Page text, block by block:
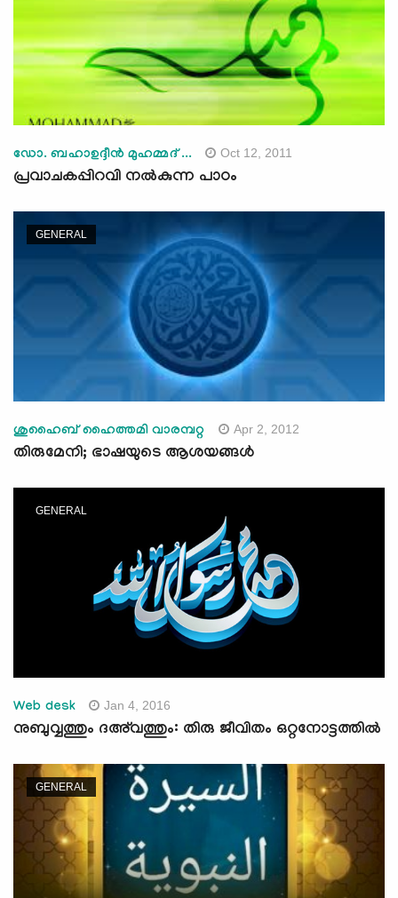
ഡോ. ബഹാഉദ്ദീന്‍ മുഹമ്മദ് ... Oct 12, 2011
പ്രവാചകപ്പിറവി നല്‍കുന്ന പാഠം
GENERAL
ശുഹൈബ് ഹൈത്തമി വാരമ്പറ്റ Apr 2, 2012
തിരുമേനി; ഭാഷയുടെ ആശയങ്ങള്‍
GENERAL
Web desk Jan 4, 2016
നുബുവ്വത്തും ദഅ്‌വത്തും: തിരു ജീവിതം ഒറ്റനോട്ടത്തില്‍
GENERAL